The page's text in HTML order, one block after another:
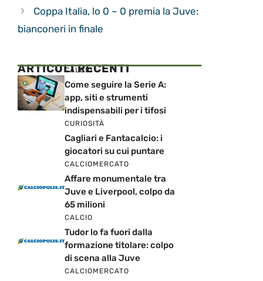
Coppa Italia, lo 0 – 0 premia la Juve:
bianconeri in finale
ARTICOLI RECENTI
CALCIO
Come seguire la Serie A:
app, siti e strumenti
indispensabili per i tifosi
CURIOSITÀ
Cagliari e Fantacalcio: i
giocatori su cui puntare
CALCIOMERCATO
Affare monumentale tra
Juve e Liverpool, colpo da
65 milioni
CALCIO
Tudor lo fa fuori dalla
formazione titolare: colpo
di scena alla Juve
CALCIOMERCATO